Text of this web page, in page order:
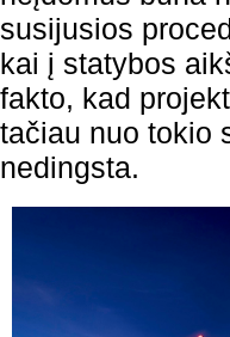
susijusios
kai į statybos
fakto, kad
tačiau nuo tokio
nedingsta.